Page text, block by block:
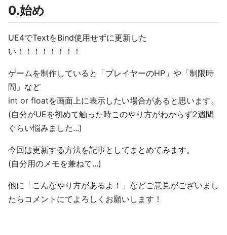
0.始め
UE4でTextをBind使用せずに更新した
い！！！！！！！！
ゲームを制作していると「プレイヤーのHP」や「制限時
間」など
int or floatを画面上に表示したい場合があると思います。
(自分がUEを初めて触った時このやり方がわからず2週間
ぐらい悩みました...)
今回は更新する方法を記事としてまとめてみます。
(自分用のメモを兼ねて...)
他に「こんなやり方があるよ！」などご意見がございまし
たらコメントにてよろしくお願いします！